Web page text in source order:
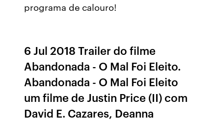
programa de calouro!
6 Jul 2018 Trailer do filme
Abandonada - O Mal Foi Eleito.
Abandonada - O Mal Foi Eleito
um filme de Justin Price (II) com
David E. Cazares, Deanna